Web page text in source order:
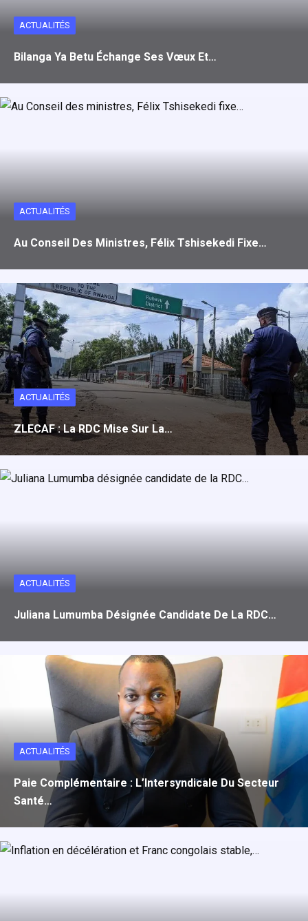
ACTUALITÉS
Bilanga Ya Betu Échange Ses Vœux Et…
ACTUALITÉS
Au Conseil Des Ministres, Félix Tshisekedi Fixe…
ACTUALITÉS
ZLECAF : La RDC Mise Sur La…
ACTUALITÉS
Juliana Lumumba Désignée Candidate De La RDC…
ACTUALITÉS
Paie Complémentaire : L’Intersyndicale Du Secteur
Santé…